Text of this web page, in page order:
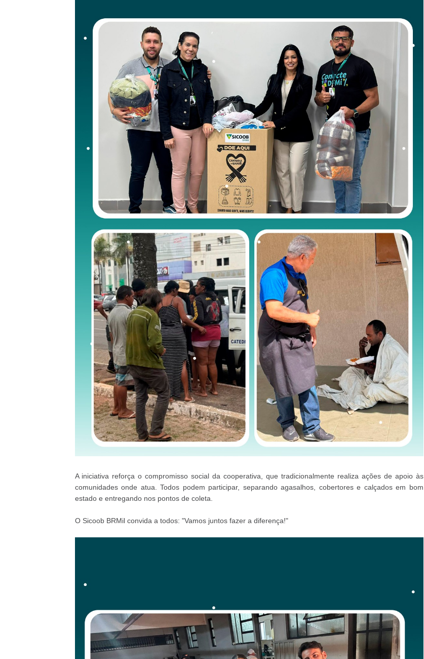
A iniciativa reforça o compromisso social da cooperativa, que tradicionalmente realiza ações de apoio às
comunidades onde atua. Todos podem participar, separando agasalhos, cobertores e calçados em bom
estado e entregando nos pontos de coleta.
O Sicoob BRMil convida a todos: "Vamos juntos fazer a diferença!"